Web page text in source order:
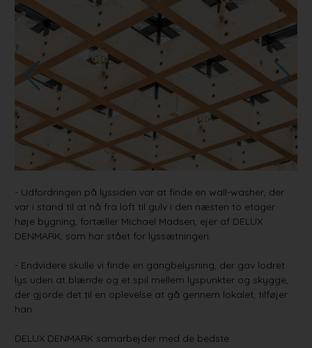
- Udfordringen på lyssiden var at finde en wall-washer, der
var i stand til at nå fra loft til gulv i den næsten to etager
høje bygning, fortæller Michael Madsen, ejer af DELUX
DENMARK, som har stået for lyssætningen.
- Endvidere skulle vi finde en gangbelysning, der gav lodret
lys uden at blænde og et spil mellem lyspunkter og skygge,
der gjorde det til en oplevelse at gå gennem lokalet, tilføjer
han.
DELUX DENMARK samarbejder med de bedste